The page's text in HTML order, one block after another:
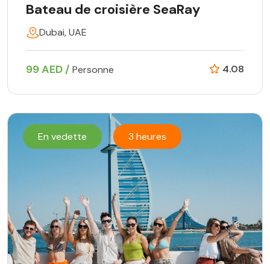
Bateau de croisière SeaRay
Dubai, UAE
99 AED / Personne 4.08
En vedette 3 heures